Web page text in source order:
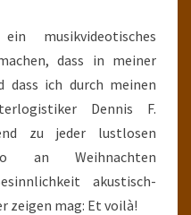
musikvideotisches
dass in meiner
dass ich durch meinen
Dennis F.
zu jeder lustlosen
an Weihnachten
akustisch-
zeigen mag: Et voilà!